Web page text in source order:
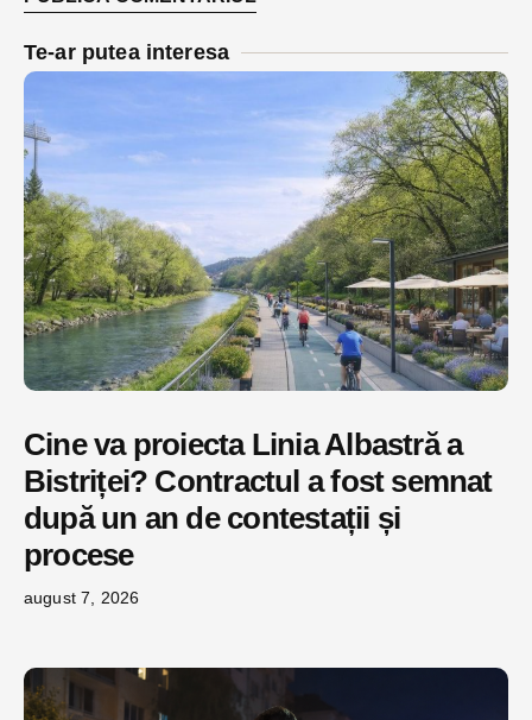
Te-ar putea interesa
Cine va proiecta Linia Albastră a
Bistriței? Contractul a fost semnat
după un an de contestații și
procese
august 7, 2026